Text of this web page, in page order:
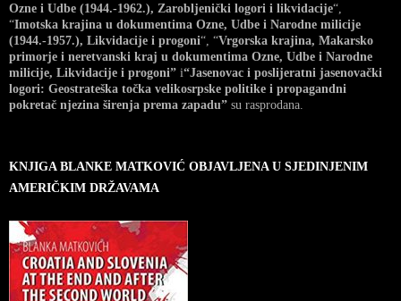
Ozne i Udbe (1944.-1962.), Zarobljenički logori i likvidacije“,
“Imotska krajina u dokumentima Ozne, Udbe i Narodne milicije
(1944.-1957.), Likvidacije i progoni“, “Vrgorska krajina, Makarsko
primorje i neretvanski kraj u dokumentima Ozne, Udbe i Narodne
milicije, Likvidacije i progoni” i“Jasenovac i poslijeratni jasenovački
logori: Geostrateška točka velikosrpske politike i propagandni
pokretač njezina širenja prema zapadu” su rasprodana.
KNJIGA BLANKE MATKOVIĆ OBJAVLJENA U SJEDINJENIM
AMERIČKIM DRŽAVAMA